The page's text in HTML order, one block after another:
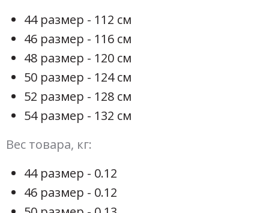
44 размер - 112 см
46 размер - 116 см
48 размер - 120 см
50 размер - 124 см
52 размер - 128 см
54 размер - 132 см
Вес товара, кг:
44 размер - 0.12
46 размер - 0.12